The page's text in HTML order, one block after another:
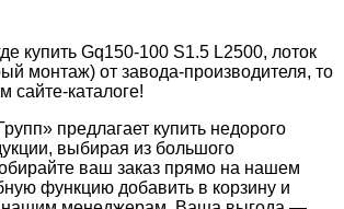
купить Gq150-100 S1.5 L2500, лоток
монтаж) от завода-производителя, то
сайте-каталоге!
предлагает купить недорого
выбирая из большого
ваш заказ прямо на нашем
функцию добавить в корзину и